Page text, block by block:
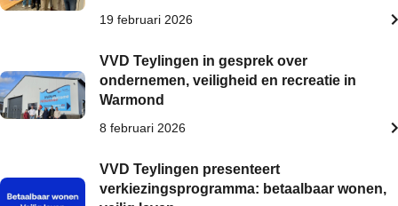
19 februari 2026
VVD Teylingen in gesprek over
ondernemen, veiligheid en recreatie in
Warmond
8 februari 2026
VVD Teylingen presenteert
verkiezingsprogramma: betaalbaar wonen,